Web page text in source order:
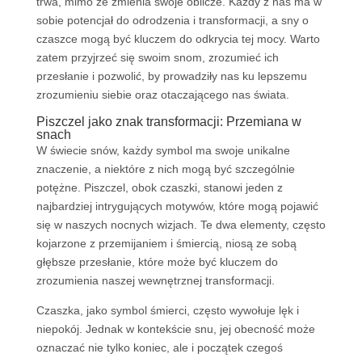
sobie potencjał do odrodzenia i transformacji, a sny o
czaszce mogą być kluczem do odkrycia tej mocy. Warto
zatem przyjrzeć się swoim snom, zrozumieć ich
przesłanie i pozwolić, by prowadziły nas ku lepszemu
zrozumieniu siebie oraz otaczającego nas świata.
Piszczel jako znak transformacji: Przemiana w
snach
W świecie snów, każdy symbol ma swoje unikalne
znaczenie, a niektóre z nich mogą być szczególnie
potężne. Piszczel, obok czaszki, stanowi jeden z
najbardziej intrygujących motywów, które mogą pojawić
się w naszych nocnych wizjach. Te dwa elementy, często
kojarzone z przemijaniem i śmiercią, niosą ze sobą
głębsze przesłanie, które może być kluczem do
zrozumienia naszej wewnętrznej transformacji.
Czaszka, jako symbol śmierci, często wywołuje lęk i
niepokój. Jednak w kontekście snu, jej obecność może
oznaczać nie tylko koniec, ale i początek czegoś